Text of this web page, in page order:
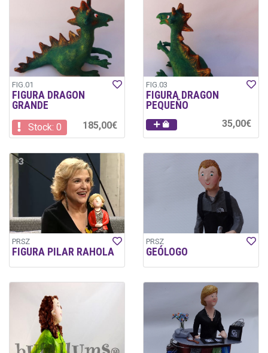
FIG.01
FIGURA DRAGON
GRANDE
Stock: 0 185,00€
FIG.03
FIGURA DRAGON
PEQUEÑO
35,00€
PRSZ
FIGURA PILAR RAHOLA
PRSZ
GEÓLOGO